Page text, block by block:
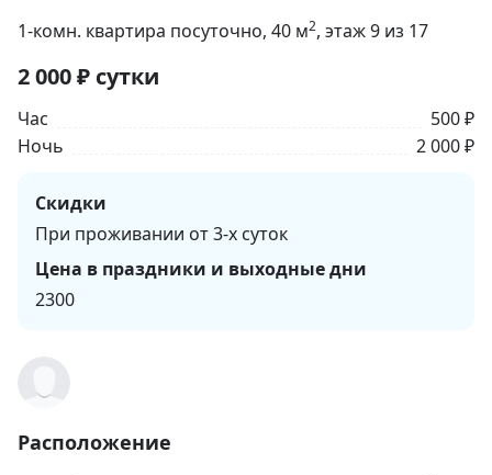
1-комн. квартира посуточно, 40 м2, этаж 9 из 17
2 000₽ сутки
Час
500 ₽
Ночь
2 000 ₽
Скидки
При проживании от 3-х суток
Цена в праздники и выходные дни
2300
Расположение